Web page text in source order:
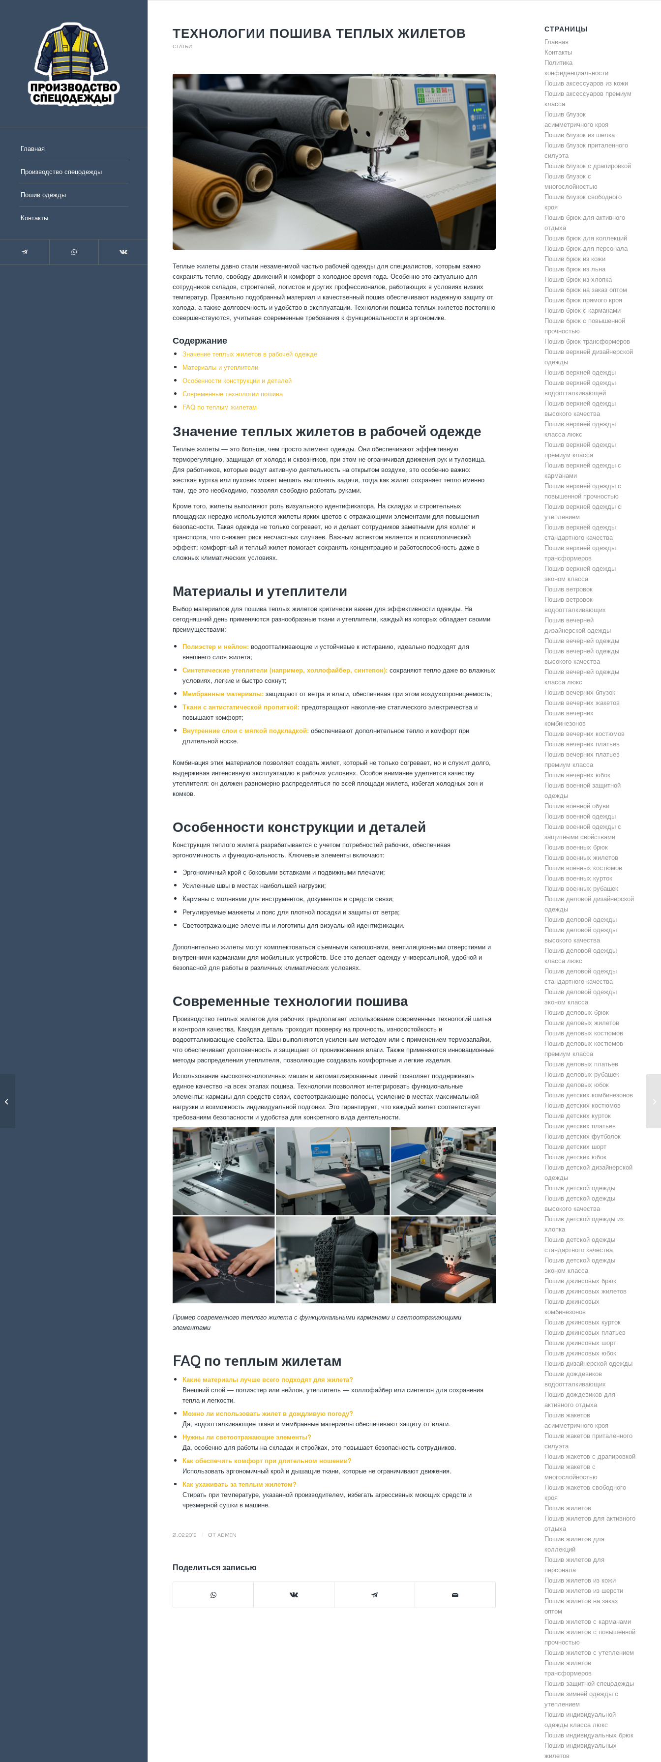
Главная
Производство спецодежды
Пошив одежды
Контакты
ТЕХНОЛОГИИ ПОШИВА ТЕПЛЫХ ЖИЛЕТОВ
СТАТЬИ
Теплые жилеты давно стали незаменимой частью рабочей одежды для специалистов, которым важно
сохранять тепло, свободу движений и комфорт в холодное время года. Особенно это актуально для
сотрудников складов, строителей, логистов и других профессионалов, работающих в условиях низких
температур. Правильно подобранный материал и качественный пошив обеспечивают надежную защиту от
холода, а также долговечность и удобство в эксплуатации. Технологии пошива теплых жилетов постоянно
совершенствуются, учитывая современные требования к функциональности и эргономике.
Содержание
Значение теплых жилетов в рабочей одежде
Материалы и утеплители
Особенности конструкции и деталей
Современные технологии пошива
FAQ по теплым жилетам
Значение теплых жилетов в рабочей одежде
Теплые жилеты — это больше, чем просто элемент одежды. Они обеспечивают эффективную
терморегуляцию, защищая от холода и сквозняков, при этом не ограничивая движения рук и туловища.
Для работников, которые ведут активную деятельность на открытом воздухе, это особенно важно:
жесткая куртка или пуховик может мешать выполнять задачи, тогда как жилет сохраняет тепло именно
там, где это необходимо, позволяя свободно работать руками.
Кроме того, жилеты выполняют роль визуального идентификатора. На складах и строительных
площадках нередко используются жилеты ярких цветов с отражающими элементами для повышения
безопасности. Такая одежда не только согревает, но и делает сотрудников заметными для коллег и
транспорта, что снижает риск несчастных случаев. Важным аспектом является и психологический
эффект: комфортный и теплый жилет помогает сохранять концентрацию и работоспособность даже в
сложных климатических условиях.
Материалы и утеплители
Выбор материалов для пошива теплых жилетов критически важен для эффективности одежды. На
сегодняшний день применяются разнообразные ткани и утеплители, каждый из которых обладает своими
преимуществами:
Полиэстер и нейлон: водоотталкивающие и устойчивые к истиранию, идеально подходят для
внешнего слоя жилета;
Синтетические утеплители (например, холлофайбер, синтепон): сохраняют тепло даже во влажных
условиях, легкие и быстро сохнут;
Мембранные материалы: защищают от ветра и влаги, обеспечивая при этом воздухопроницаемость;
Ткани с антистатической пропиткой: предотвращают накопление статического электричества и
повышают комфорт;
Внутренние слои с мягкой подкладкой: обеспечивают дополнительное тепло и комфорт при
длительной носке.
Комбинация этих материалов позволяет создать жилет, который не только согревает, но и служит долго,
выдерживая интенсивную эксплуатацию в рабочих условиях. Особое внимание уделяется качеству
утеплителя: он должен равномерно распределяться по всей площади жилета, избегая холодных зон и
комков.
Особенности конструкции и деталей
Конструкция теплого жилета разрабатывается с учетом потребностей рабочих, обеспечивая
эргономичность и функциональность. Ключевые элементы включают:
Эргономичный крой с боковыми вставками и подвижными плечами;
Усиленные швы в местах наибольшей нагрузки;
Карманы с молниями для инструментов, документов и средств связи;
Регулируемые манжеты и пояс для плотной посадки и защиты от ветра;
Светоотражающие элементы и логотипы для визуальной идентификации.
Дополнительно жилеты могут комплектоваться съемными капюшонами, вентиляционными отверстиями и
внутренними карманами для мобильных устройств. Все это делает одежду универсальной, удобной и
безопасной для работы в различных климатических условиях.
Современные технологии пошива
Производство теплых жилетов для рабочих предполагает использование современных технологий шитья
и контроля качества. Каждая деталь проходит проверку на прочность, износостойкость и
водоотталкивающие свойства. Швы выполняются усиленным методом или с применением термозапайки,
что обеспечивает долговечность и защищает от проникновения влаги. Также применяются инновационные
методы распределения утеплителя, позволяющие создавать комфортные и легкие изделия.
Использование высокотехнологичных машин и автоматизированных линий позволяет поддерживать
единое качество на всех этапах пошива. Технологии позволяют интегрировать функциональные
элементы: карманы для средств связи, светоотражающие полосы, усиление в местах максимальной
нагрузки и возможность индивидуальной подгонки. Это гарантирует, что каждый жилет соответствует
требованиям безопасности и удобства для конкретного вида деятельности.
Пример современного теплого жилета с функциональными карманами и светоотражающими
элементами
FAQ по теплым жилетам
Какие материалы лучше всего подходят для жилета?
Внешний слой — полиэстер или нейлон, утеплитель — холлофайбер или синтепон для сохранения
тепла и легкости.
Можно ли использовать жилет в дождливую погоду?
Да, водоотталкивающие ткани и мембранные материалы обеспечивают защиту от влаги.
Нужны ли светоотражающие элементы?
Да, особенно для работы на складах и стройках, это повышает безопасность сотрудников.
Как обеспечить комфорт при длительном ношении?
Использовать эргономичный крой и дышащие ткани, которые не ограничивают движения.
Как ухаживать за теплым жилетом?
Стирать при температуре, указанной производителем, избегать агрессивных моющих средств и
чрезмерной сушки в машине.
21.02.2019 ОТ ADMIN
Поделиться записью
СТРАНИЦЫ
Главная
Контакты
Политика
конфиденциальности
Пошив аксессуаров из кожи
Пошив аксессуаров премиум
класса
Пошив блузок
асимметричного кроя
Пошив блузок из шелка
Пошив блузок приталенного
силуэта
Пошив блузок с драпировкой
Пошив блузок с
многослойностью
Пошив блузок свободного
кроя
Пошив брюк для активного
отдыха
Пошив брюк для коллекций
Пошив брюк для персонала
Пошив брюк из кожи
Пошив брюк из льна
Пошив брюк из хлопка
Пошив брюк на заказ оптом
Пошив брюк прямого кроя
Пошив брюк с карманами
Пошив брюк с повышенной
прочностью
Пошив брюк трансформеров
Пошив верхней дизайнерской
одежды
Пошив верхней одежды
Пошив верхней одежды
водоотталкивающей
Пошив верхней одежды
высокого качества
Пошив верхней одежды
класса люкс
Пошив верхней одежды
премиум класса
Пошив верхней одежды с
карманами
Пошив верхней одежды с
повышенной прочностью
Пошив верхней одежды с
утеплением
Пошив верхней одежды
стандартного качества
Пошив верхней одежды
трансформеров
Пошив верхней одежды
эконом класса
Пошив ветровок
Пошив ветровок
водоотталкивающих
Пошив вечерней
дизайнерской одежды
Пошив вечерней одежды
Пошив вечерней одежды
высокого качества
Пошив вечерней одежды
класса люкс
Пошив вечерних блузок
Пошив вечерних жакетов
Пошив вечерних
комбинезонов
Пошив вечерних костюмов
Пошив вечерних платьев
Пошив вечерних платьев
премиум класса
Пошив вечерних юбок
Пошив военной защитной
одежды
Пошив военной обуви
Пошив военной одежды
Пошив военной одежды с
защитными свойствами
Пошив военных брюк
Пошив военных жилетов
Пошив военных костюмов
Пошив военных курток
Пошив военных рубашек
Пошив деловой дизайнерской
одежды
Пошив деловой одежды
Пошив деловой одежды
высокого качества
Пошив деловой одежды
класса люкс
Пошив деловой одежды
стандартного качества
Пошив деловой одежды
эконом класса
Пошив деловых брюк
Пошив деловых жилетов
Пошив деловых костюмов
Пошив деловых костюмов
премиум класса
Пошив деловых платьев
Пошив деловых рубашек
Пошив деловых юбок
Пошив детских комбинезонов
Пошив детских костюмов
Пошив детских курток
Пошив детских платьев
Пошив детских футболок
Пошив детских шорт
Пошив детских юбок
Пошив детской дизайнерской
одежды
Пошив детской одежды
Пошив детской одежды
высокого качества
Пошив детской одежды из
хлопка
Пошив детской одежды
стандартного качества
Пошив детской одежды
эконом класса
Пошив джинсовых брюк
Пошив джинсовых жилетов
Пошив джинсовых
комбинезонов
Пошив джинсовых курток
Пошив джинсовых платьев
Пошив джинсовых шорт
Пошив джинсовых юбок
Пошив дизайнерской одежды
Пошив дождевиков
водоотталкивающих
Пошив дождевиков для
активного отдыха
Пошив жакетов
асимметричного кроя
Пошив жакетов приталенного
силуэта
Пошив жакетов с драпировкой
Пошив жакетов с
многослойностью
Пошив жакетов свободного
кроя
Пошив жилетов
Пошив жилетов для активного
отдыха
Пошив жилетов для
коллекций
Пошив жилетов для
персонала
Пошив жилетов из кожи
Пошив жилетов из шерсти
Пошив жилетов на заказ
оптом
Пошив жилетов с карманами
Пошив жилетов с повышенной
прочностью
Пошив жилетов с утеплением
Пошив жилетов
трансформеров
Пошив защитной спецодежды
Пошив зимней одежды с
утеплением
Пошив индивидуальной
одежды класса люкс
Пошив индивидуальных брюк
Пошив индивидуальных
жилетов